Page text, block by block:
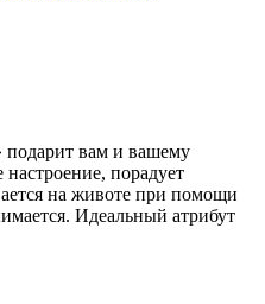
вам и вашему
порадует
на животе при помощи
Идеальный атрибут